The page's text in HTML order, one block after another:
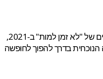
ארבע שנים חלפו מאז יציאתו לאקרנים של "לא זמן למות" ב-2021,
בדרך להפוך לחופשה